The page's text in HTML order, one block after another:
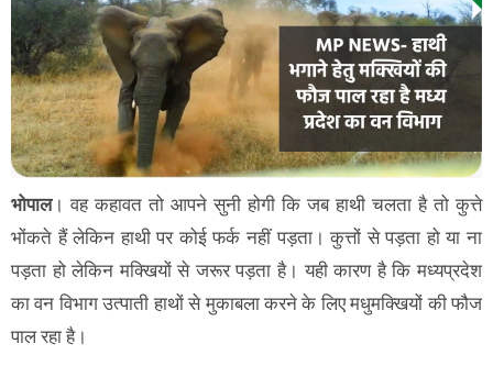
भोपाल। वह कहावत तो आपने सुनी होगी कि जब हाथी चलता है तो कुत्ते
भोंकते हैं लेकिन हाथी पर कोई फर्क नहीं पड़ता। कुत्तों से पड़ता हो या ना
पड़ता हो लेकिन मक्खियों से जरूर पड़ता है। यही कारण है कि मध्यप्रदेश
का वन विभाग उत्पाती हाथों से मुकाबला करने के लिए मधुमक्खियों की फौज
पाल रहा है।